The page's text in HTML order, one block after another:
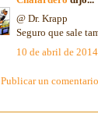
@ Dr. Krapp
Seguro que sale
10 de abril de
Publicar un comentario